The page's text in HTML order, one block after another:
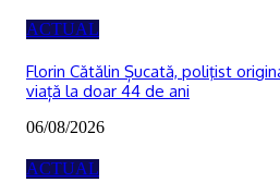
ACTUAL
Florin Cătălin Șucată, poliţist
viață la doar 44 de ani
06/08/2026
ACTUAL